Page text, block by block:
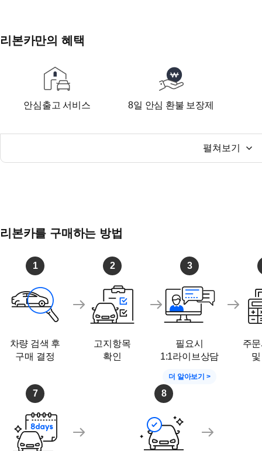
리본카만의 혜택
안심출고 서비스 8일 안심 환불 보장제
펼쳐보기
리본카를 구매하는 방법
1
차량 검색 후
구매 결정
2
고지항목
확인
3
필요시
1:1라이브상담
더 알아보기 >
주
7 8